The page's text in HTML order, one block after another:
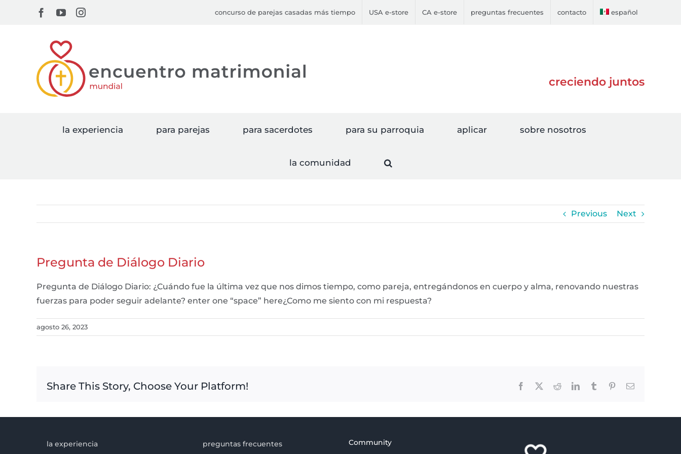
Facebook
YouTubeInstagram concurso de parejas casadas más tiempo USA e-store CA e-store preguntas frecuentes contacto español
creciendo juntos
la experiencia para parejas para sacerdotes para su parroquia aplicar sobre nosotros
la comunidad
Previous Next
Pregunta de Diálogo Diario
Pregunta de Diálogo Diario: ¿Cuándo fue la última vez que nos dimos tiempo, como pareja, entregándonos en cuerpo y alma, renovando nuestras
fuerzas para poder seguir adelante? enter one “space” here¿Como me siento con mi respuesta?
agosto 26, 2023
Share This Story, Choose Your Platform! Facebook RedditLinkedInTumblr PinterestEmail
la experiencia
preguntas frecuentes
Community